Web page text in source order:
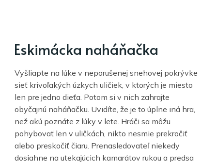
Eskimácka naháňačka
Vyšliapte na lúke v neporušenej snehovej pokrývke
sieť krivoľakých úzkych uličiek, v ktorých je miesto
len pre jedno dieťa. Potom si v nich zahrajte
obyčajnú naháňačku. Uvidíte, že je to úplne iná hra,
než akú poznáte z lúky v lete. Hráči sa môžu
pohybovať len v uličkách, nikto nesmie prekročiť
alebo preskočiť čiaru. Prenasledovateľ niekedy
dosiahne na utekajúcich kamarátov rukou a predsa